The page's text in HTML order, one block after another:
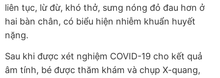
liên tục, lừ đừ, khó thở, sưng nóng đỏ đau hơn ở
hai bàn chân, có biểu hiện nhiễm khuẩn huyết
nặng.
Sau khi được xét nghiệm COVID-19 cho kết quả
âm tính, bé được thăm khám và chụp X-quang,